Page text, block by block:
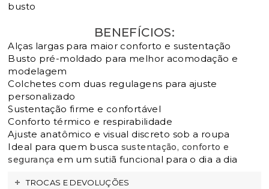
busto
BENEFÍCIOS:
Alças largas para maior conforto e sustentação
Busto pré-moldado para melhor acomodação e
modelagem
Colchetes com duas regulagens para ajuste
personalizado
Sustentação firme e confortável
Conforto térmico e respirabilidade
Ajuste anatômico e visual discreto sob a roupa
Ideal para quem busca sustentação, conforto e
segurança em um sutiã funcional para o dia a dia
TROCAS E DEVOLUÇÕES